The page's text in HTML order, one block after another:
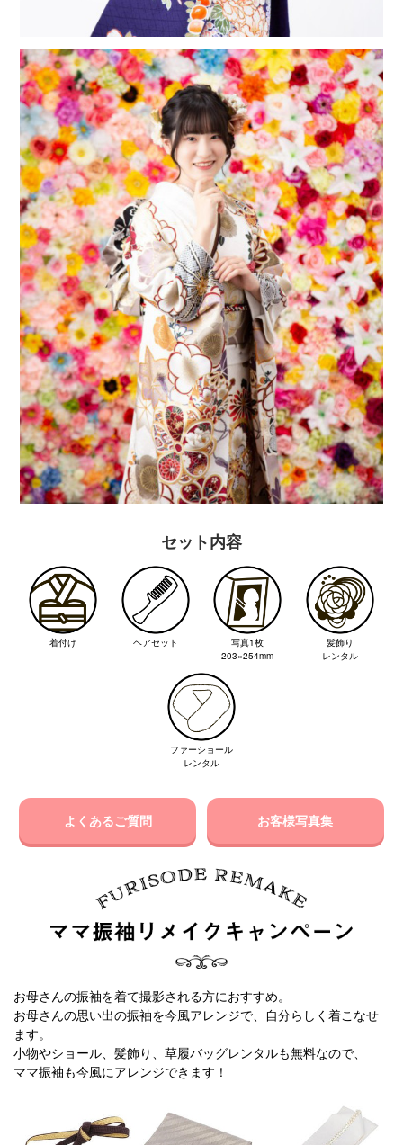
セット内容
着付け ヘアセット
写真1枚
203×254mm
髪飾り
レンタル
ファーショール
レンタル
よくあるご質問 お客様写真集
お母さんの振袖を着て撮影される方におすすめ。
お母さんの思い出の振袖を今風アレンジで、自分らしく着こなせ
ます。
小物やショール、髪飾り、草履バッグレンタルも無料なので、
ママ振袖も今風にアレンジできます！